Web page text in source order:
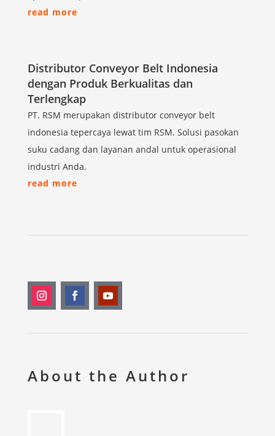
read more
Distributor Conveyor Belt Indonesia
dengan Produk Berkualitas dan
Terlengkap
PT. RSM merupakan distributor conveyor belt
indonesia tepercaya lewat tim RSM. Solusi pasokan
suku cadang dan layanan andal untuk operasional
industri Anda.
read more
About the Author